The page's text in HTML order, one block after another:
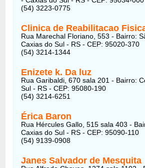
(54) 3223-0775
Clinica de Reabilitacao
Rua Marechal Floriano, 553 - Bairro:
Caxias do Sul - RS - CEP: 95020-370
(54) 3214-1344
Enizete k. Da luz
Rua Garibaldi, 670 sala 201 - Bairro:
Sul - RS - CEP: 95080-190
(54) 3214-6251
Érica Baron
Rua Hércules Gallo, 515 sala 403 -
Caxias do Sul - RS - CEP: 95090-110
(54) 9139-0908
Janes Salvador de Mesquita